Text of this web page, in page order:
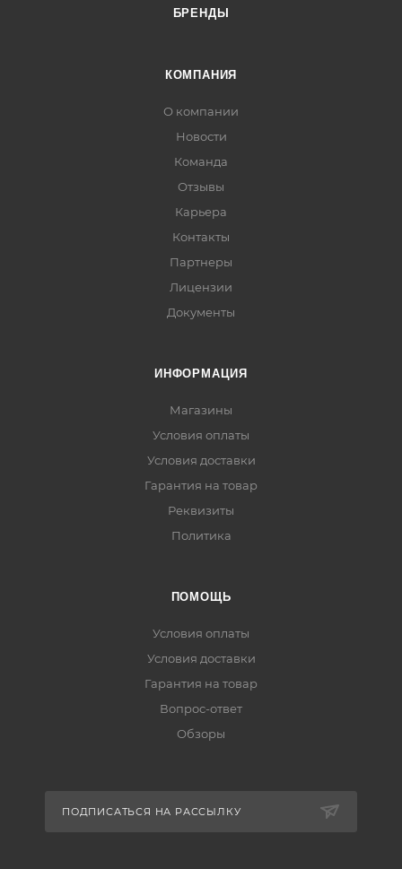
БРЕНДЫ
КОМПАНИЯ
О компании
Новости
Команда
Отзывы
Карьера
Контакты
Партнеры
Лицензии
Документы
ИНФОРМАЦИЯ
Магазины
Условия оплаты
Условия доставки
Гарантия на товар
Реквизиты
Политика
ПОМОЩЬ
Условия оплаты
Условия доставки
Гарантия на товар
Вопрос-ответ
Обзоры
ПОДПИСАТЬСЯ НА РАССЫЛКУ